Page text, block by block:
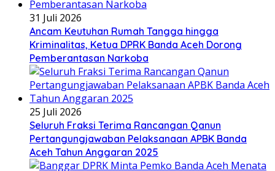
31 Juli 2026
Ancam Keutuhan Rumah Tangga hingga
Kriminalitas, Ketua DPRK Banda Aceh Dorong
Pemberantasan Narkoba
25 Juli 2026
Seluruh Fraksi Terima Rancangan Qanun
Pertangungjawaban Pelaksanaan APBK Banda
Aceh Tahun Anggaran 2025